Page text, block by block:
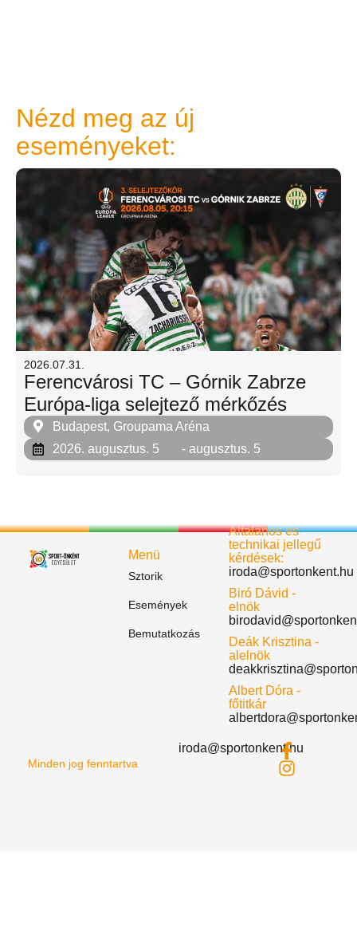
Nézd meg az új
eseményeket:
2026.07.31.
Ferencvárosi TC – Górnik Zabrze
Európa-liga selejtező mérkőzés
Budapest, Groupama Aréna
2026. augusztus. 5
- augusztus. 5
Menü
Sztorik
Események
Bemutatkozás
Általános és
technikai jellegű
kérdések:
iroda@sportonkent.hu
Biró Dávid -
elnök
Deák Krisztina -
alelnök
Albert Dóra -
főtitkár
Minden jog fenntartva
iroda@sportonkent.hu